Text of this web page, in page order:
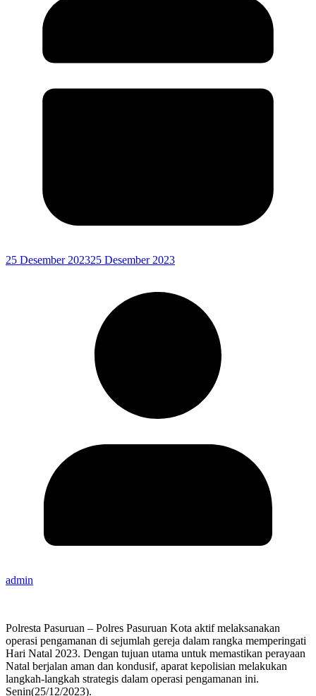
25 Desember 202325 Desember 2023
admin
Polresta Pasuruan – Polres Pasuruan Kota aktif melaksanakan
operasi pengamanan di sejumlah gereja dalam rangka memperingati
Hari Natal 2023. Dengan tujuan utama untuk memastikan perayaan
Natal berjalan aman dan kondusif, aparat kepolisian melakukan
langkah-langkah strategis dalam operasi pengamanan ini.
Senin(25/12/2023).